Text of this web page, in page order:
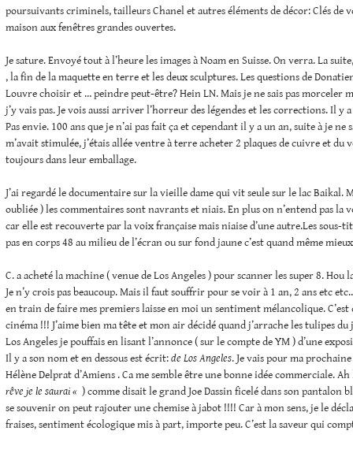
poursuivants criminels, tailleurs Chanel et autres éléments de décor: Clés de
maison aux fenêtres grandes ouvertes.
Je sature. Envoyé tout à l’heure les images à Noam en Suisse. On verra. La
, la fin de la maquette en terre et les deux sculptures. Les questions de
Louvre choisir et … peindre peut-être? Hein LN. Mais je ne sais pas morceler
j’y vais pas. Je vois aussi arriver l’horreur des légendes et les corrections. Il y
Pas envie. 100 ans que je n’ai pas fait ça et cependant il y a un an, suite à je
m’avait stimulée, j’étais allée ventre à terre acheter 2 plaques de cuivre et du
toujours dans leur emballage.
J’ai regardé le documentaire sur la vieille dame qui vit seule sur le lac Baikal.
oubliée ) les commentaires sont navrants et niais. En plus on n’entend pas la
car elle est recouverte par la voix française mais niaise d’une autre.Les sous-
pas en corps 48 au milieu de l’écran ou sur fond jaune c’est quand même
C. a acheté la machine ( venue de Los Angeles ) pour scanner les super 8. Hou
Je n’y crois pas beaucoup. Mais il faut souffrir pour se voir à 1 an, 2 ans etc
en train de faire mes premiers laisse en moi un sentiment mélancolique.
cinéma !!! J’aime bien ma tête et mon air décidé quand j’arrache les tulipes
Los Angeles je pouffais en lisant l’annonce ( sur le compte de YM ) d’une
Il y a son nom et en dessous est écrit:de Los Angeles. Je vais pour ma
Hélène Delprat d’Amiens . Ca me semble être une bonne idée commerciale.
rêve je le saurai « ) comme disait le grand Joe Dassin ficelé dans son pantalon
se souvenir on peut rajouter une chemise à jabot !!!! Car à mon sens, je le
fraises, sentiment écologique mis à part, importe peu. C’est la saveur qui